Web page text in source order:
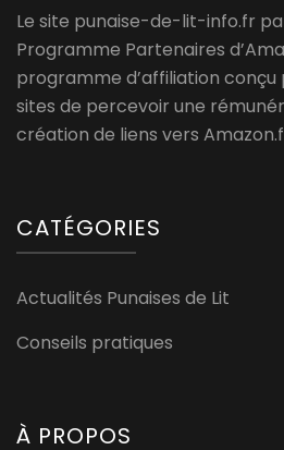
Le site punaise-de-lit-info.fr
Programme Partenaires
programme d’affiliation
sites de percevoir une
création de liens vers
CATÉGORIES
Actualités Punaises de Lit
Conseils pratiques
À PROPOS